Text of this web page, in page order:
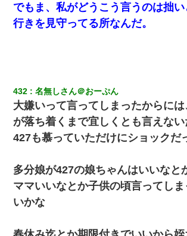
クラスで一人無口で誰とも話さない男子がい
なかったその男子に女子達がお土産を渡した。
彼氏家「うちは墨入れるのが伝統だから。お
ワイ144kg彼女98kgデブカップル、1年間毎日
【悲報】嫁がワイのこと嫌いっぽいから単身
でもま、私がどうこう言うのは拙い
行きを見守ってる所なんだ。
432 名無しさん＠おーぷん
大嫌いって言ってしまったからに
が落ち着くまで宜しくとも言えない
427も慕っていただけにショックだ
多分娘が427の娘ちゃんはいいなと
ママいいなとか子供の頃言ってし
いかな